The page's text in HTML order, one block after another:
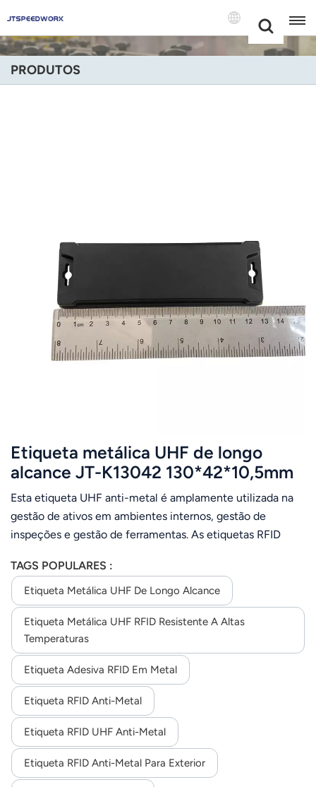
+86 -18681515767
English
Español
Nederland
عربي
Ελληνικά
Melayu
Polski
Tiếng Việt
Indonesia
norsk
PRODUTOS
Etiqueta metálica UHF de longo
alcance JT-K13042 130*42*10,5mm
30M / Etiqueta RFID anti-metal em
ABS
Esta etiqueta UHF anti-metal é amplamente utilizada na
gestão de ativos em ambientes internos, gestão de
inspeções e gestão de ferramentas. As etiquetas RFID
processos especiais para uso interno e externo em
ambientes industriais severos.
TAGS POPULARES :
Etiqueta Metálica UHF De Longo Alcance
Etiqueta Metálica UHF RFID Resistente A Altas
Temperaturas
Etiqueta Adesiva RFID Em Metal
Etiqueta RFID Anti-Metal
Etiqueta RFID UHF Anti-Metal
Etiqueta RFID Anti-Metal Para Exterior